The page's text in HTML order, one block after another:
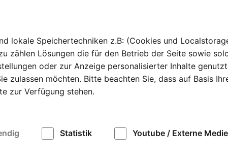
gefunden: Nach dem erfolgreichen Abschluss
dürfen ab jetzt zwei Frauen und zehn Männer
Sie starten jetzt in den Linienverkehr
sie die Menschen in der Region, sicher und
zwischen 28 und 55 Jahren gedauert. Durch die
Und auch die Praktika in ÖPNV-
den Vorjahren. Trotz dieser Widrigkeiten haben die
und 30 Tagen Praktikum erfolgreich
lokale Speichertechniken z.B: (Cookies und
zählen Lösungen die für den Betrieb der Seite sowie
oder zur Anzeige personalisierter Inhalte
zulassen möchten. Bitte beachten Sie, dass auf Basis
zur Verfügung stehen.
Statistik Youtube / Externe